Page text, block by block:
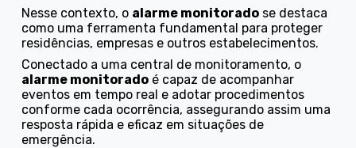
Nesse contexto, o alarme monitorado se destaca
como uma ferramenta fundamental para proteger
residências, empresas e outros estabelecimentos.
Conectado a uma central de monitoramento, o
alarme monitorado é capaz de acompanhar
eventos em tempo real e adotar procedimentos
conforme cada ocorrência, assegurando assim uma
resposta rápida e eficaz em situações de
emergência.